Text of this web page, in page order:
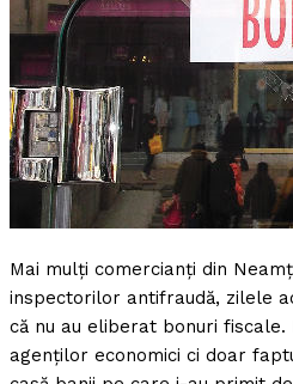
Mai mulţi comercianţi din
inspectorilor antifraudă, zilele
că nu au eliberat bonuri
agenţilor economici ci doar